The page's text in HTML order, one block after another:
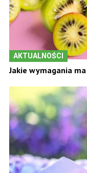
AKTUALNOŚCI
Jakie wymagania